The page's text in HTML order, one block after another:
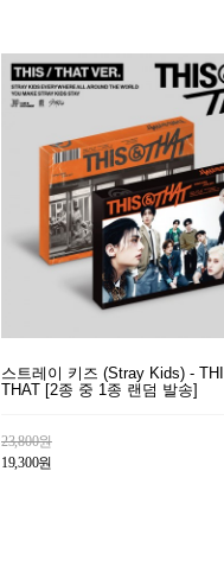
스트레이 키즈 (Stray Kids) -
THAT [2종 중 1종 랜덤 발송]
23,800원
19,300원